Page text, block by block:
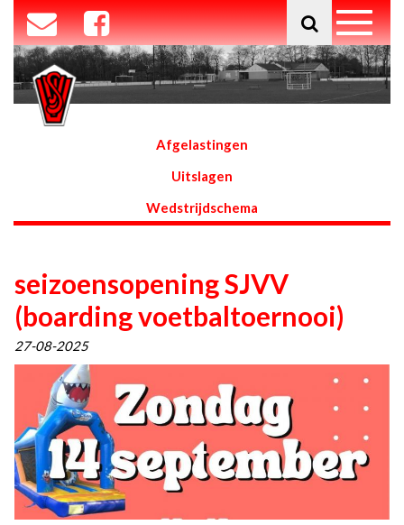
Afgelastingen
Uitslagen
Wedstrijdschema
seizoensopening SJVV
(boarding voetbaltoernooi)
27-08-2025